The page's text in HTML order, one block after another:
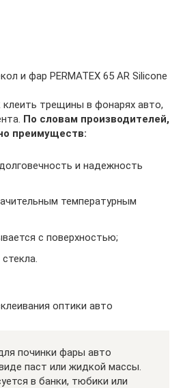
и фар PERMATEX 65 AR Silicone
трещины в фонарях авто,
По словам производителей,
преимуществ:
и надежность
температурным
с поверхностью;
оптики авто
починки фары авто
паст или жидкой массы.
в банки, тюбики или